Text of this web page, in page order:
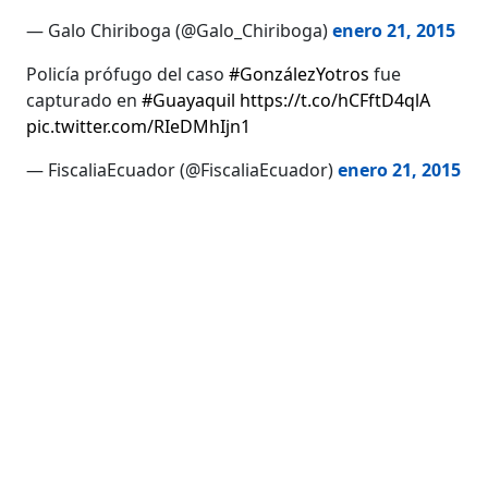
— Galo Chiriboga (@Galo_Chiriboga)enero 21, 2015
Policía prófugo del caso#GonzálezYotros fue
capturado en#Guayaquil https://t.co/hCFftD4qlA
pic.twitter.com/RIeDMhIjn1
— FiscaliaEcuador (@FiscaliaEcuador)enero 21, 2015